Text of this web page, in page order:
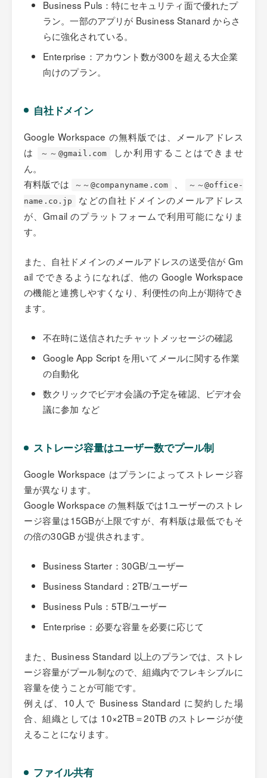
Business Puls：特にセキュリティ面で優れたプ
ラン。一部のアプリが Business Stanard からさ
らに強化されている。
Enterprise：アカウント数が300を超える大企業
向けのプラン。
自社ドメイン
Google Workspace の無料版では、メールアドレス
は
～～@gmail.com
しか利用することはできませ
ん。
有料版では
～～@companyname.com
～～@office-
name.co.jp
などの自社ドメインのメールアドレス
が、Gmail のプラットフォームで利用可能になりま
す。
また、自社ドメインのメールアドレスの送受信が Gm
ail でできるようになれば、他の Google Workspace
の機能と連携しやすくなり、利便性の向上が期待でき
ます。
不在時に送信されたチャットメッセージの確認
Google App Script を用いてメールに関する作業
の自動化
数クリックでビデオ会議の予定を確認、ビデオ会
議に参加 など
ストレージ容量はユーザー数でプール制
Google Workspace はプランによってストレージ容
量が異なります。
Google Workspace の無料版では1ユーザーのストレ
ージ容量は15GBが上限ですが、有料版は最低でもそ
の倍の30GB が提供されます。
Business Starter：30GB/ユーザー
Business Standard：2TB/ユーザー
Business Puls：5TB/ユーザー
Enterprise：必要な容量を必要に応じて
また、Business Standard 以上のプランでは、ストレ
ージ容量がプール制なので、組織内でフレキシブルに
容量を使うことが可能です。
例えば、10人で Business Standard に契約した場
合、組織としては 10×2TB＝20TB のストレージが使
えることになります。
ファイル共有